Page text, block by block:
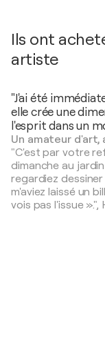
Ils ont
artiste
"J'ai été
elle crée une
l'esprit dans un
Un amateur
"C'est par votre
dimanche au
regardiez
m'aviez laissé un
vois pas l'issue ».",